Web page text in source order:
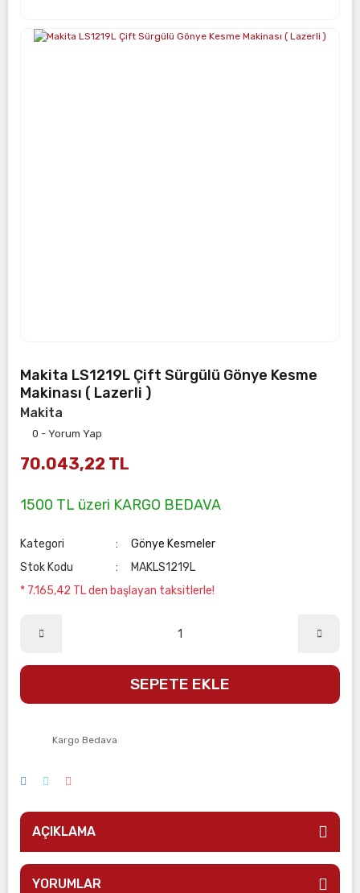
Makita LS1219L Çift Sürgülü Gönye Kesme
Makinası ( Lazerli )
Makita
0 - Yorum Yap
70.043,22 TL
1500 TL üzeri KARGO BEDAVA
Kategori
Gönye Kesmeler
Stok Kodu
MAKLS1219L
* 7.165,42 TL den başlayan taksitlerle!
SEPETE EKLE
Kargo Bedava
AÇIKLAMA
YORUMLAR